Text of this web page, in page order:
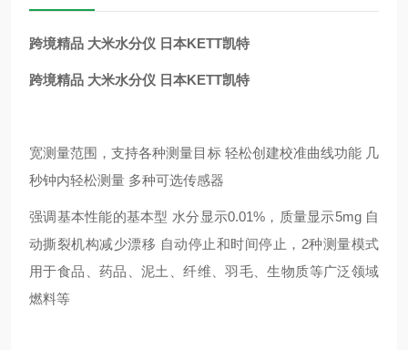
跨境精品 大米水分仪 日本KETT凯特
跨境精品 大米水分仪 日本KETT凯特
宽测量范围，支持各种测量目标 轻松创建校准曲线功能 几
秒钟内轻松测量 多种可选传感器
强调基本性能的基本型 水分显示0.01%，质量显示5mg 自
动撕裂机构减少漂移 自动停止和时间停止，2种测量模式
用于食品、药品、泥土、纤维、羽毛、生物质等广泛领域
燃料等